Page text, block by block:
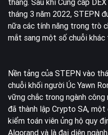
tháng 3 năm 2022, STEPN
nữa các tính năng trong trò
mắt sang một số chuỗi
Nền tảng của STEPN vào
chuỗi khối người Úc Yawn
vững chắc trong ngành
đã thành lập Crypto SA,
kiểm toán viên ủng hộ quy
Algorand và là đại diện